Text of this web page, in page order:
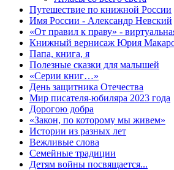
Путешествие по книжной России
Имя России - Александр Невский
«От правил к праву» -
Книжный вернисаж Юрия
Папа, книга, я
Полезные сказки для малышей
«Серии книг…»
День защитника Отечества
Мир писателя-юбиляра 2023 года
Дорогою добра
«Закон, по которому мы живем»
Истории из разных лет
Вежливые слова
Семейные традиции
Детям войны посвящается...